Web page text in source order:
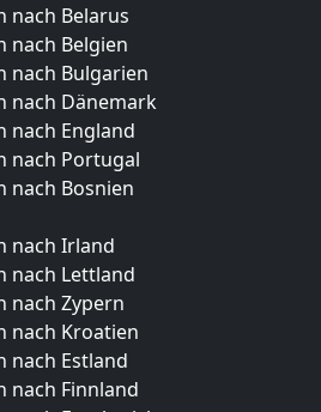
nach Belarus
nach Belgien
nach Bulgarien
nach Dänemark
nach England
nach Portugal
nach Bosnien
nach Irland
nach Lettland
nach Zypern
nach Kroatien
nach Estland
nach Finnland